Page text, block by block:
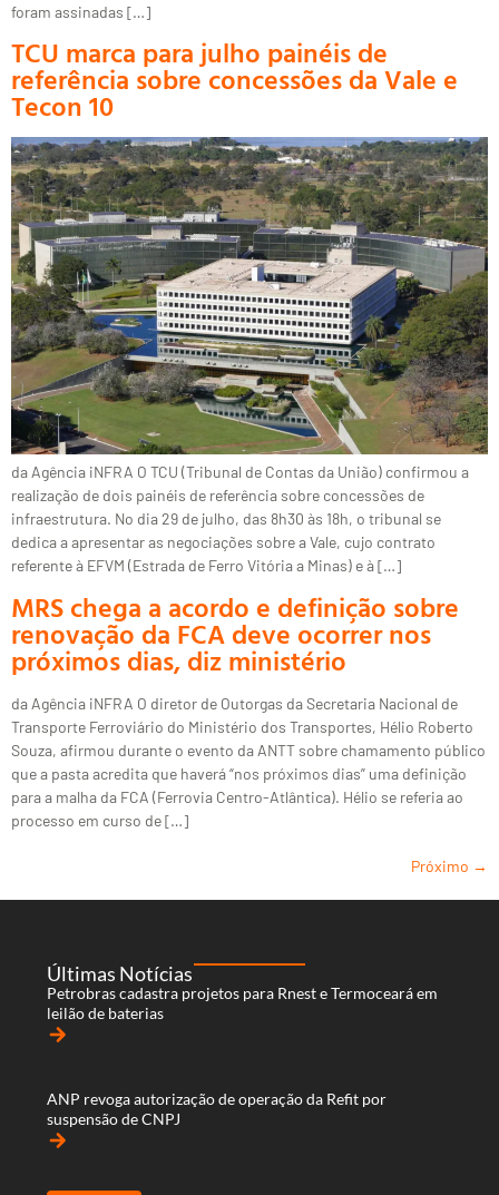
foram assinadas […]
TCU marca para julho painéis de
referência sobre concessões da Vale e
Tecon 10
da Agência iNFRA O TCU (Tribunal de Contas da União) confirmou a
realização de dois painéis de referência sobre concessões de
infraestrutura. No dia 29 de julho, das 8h30 às 18h, o tribunal se
dedica a apresentar as negociações sobre a Vale, cujo contrato
referente à EFVM (Estrada de Ferro Vitória a Minas) e à […]
MRS chega a acordo e definição sobre
renovação da FCA deve ocorrer nos
próximos dias, diz ministério
da Agência iNFRA O diretor de Outorgas da Secretaria Nacional de
Transporte Ferroviário do Ministério dos Transportes, Hélio Roberto
Souza, afirmou durante o evento da ANTT sobre chamamento público
que a pasta acredita que haverá “nos próximos dias” uma definição
para a malha da FCA (Ferrovia Centro-Atlântica). Hélio se referia ao
processo em curso de […]
Próximo →
Últimas Notícias
Petrobras cadastra projetos para Rnest e Termoceará em
leilão de baterias
arrow_forward
ANP revoga autorização de operação da Refit por
suspensão de CNPJ
arrow_forward